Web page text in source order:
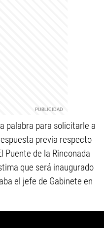
palabra para solicitarle a
previa respecto
Puente de la Rinconada
que será inaugurado
el jefe de Gabinete en